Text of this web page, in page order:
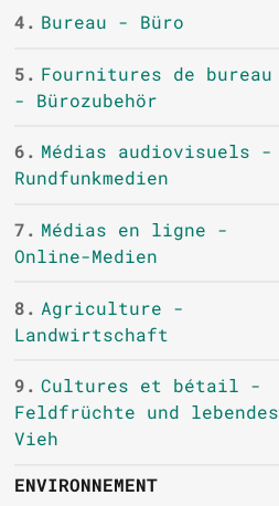
4. Bureau - Büro
5. Fournitures de bureau
- Bürozubehör
6. Médias audiovisuels -
Rundfunkmedien
7. Médias en ligne -
Online-Medien
8. Agriculture -
Landwirtschaft
9. Cultures et bétail -
Feldfrüchte und lebendes
Vieh
ENVIRONNEMENT